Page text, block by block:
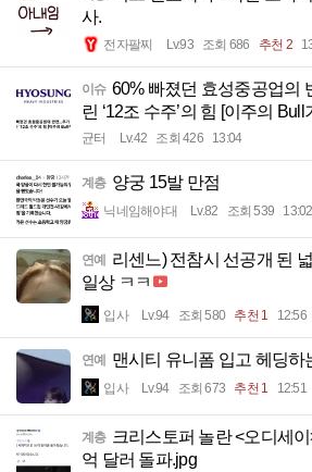
사.
전자팔찌 Lv.93 조회 686 추천 2
이슈 60% 빠졌던 효성중공업의
린 ‘12조 수주’의 힘 [이주의 Bull
균터 Lv.42 조회 426 13:04
계층 양궁 15발 만점
닉네임해야대 Lv.82 조회 539 13:02
연예
리센느) 전참시 선공개 된
일상 ㅋㅋ
입사 Lv.94 조회 580 추천 1 12:56
연예 맨시티 유니폼 입고 헤딩하
입사 Lv.94 조회 673 추천 1 12:51
계층 크리스토퍼 놀란 <오디세
억 달러 돌파.jpg